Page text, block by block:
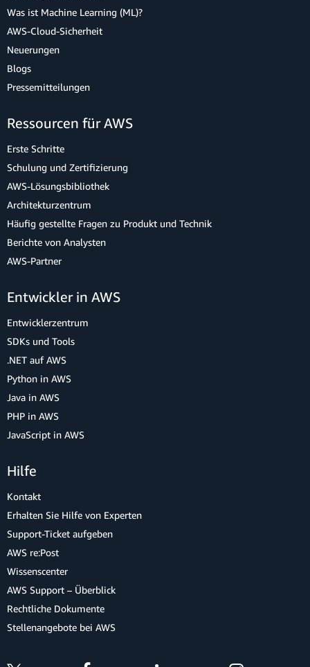
Was ist Machine Learning (ML)?
AWS-Cloud-Sicherheit
Neuerungen
Blogs
Pressemitteilungen
Ressourcen für AWS
Erste Schritte
Schulung und Zertifizierung
AWS-Lösungsbibliothek
Architekturzentrum
Häufig gestellte Fragen zu Produkt und Technik
Berichte von Analysten
AWS-Partner
Entwickler in AWS
Entwicklerzentrum
SDKs und Tools
.NET auf AWS
Python in AWS
Java in AWS
PHP in AWS
JavaScript in AWS
Hilfe
Kontakt
Erhalten Sie Hilfe von Experten
Support-Ticket aufgeben
AWS re:Post
Wissenscenter
AWS Support – Überblick
Rechtliche Dokumente
Stellenangebote bei AWS